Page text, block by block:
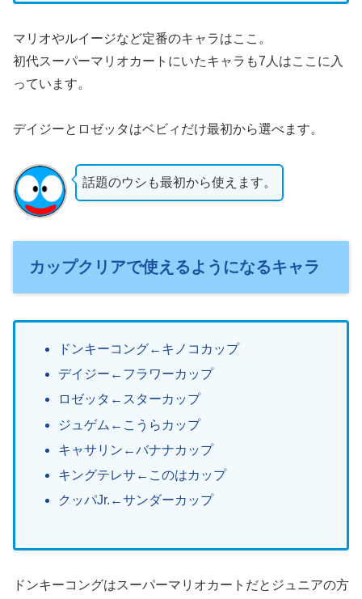
マリオやルイージなど定番のキャラはここ。
初代スーパーマリオカートにいたキャラも7人はここに入
っています。
デイジーとロゼッタはベビィだけ最初から選べます。
話題のウシも最初から使えます。
カップクリアで使えるようになるキャラ
ドンキーコング←キノコカップ
デイジー←フラワーカップ
ロゼッタ←スターカップ
ジュゲム←こうらカップ
キャサリン←バナナカップ
キングテレサ←このはカップ
クッパJr.←サンダーカップ
ドンキーコングはスーパーマリオカートだとジュニアの方